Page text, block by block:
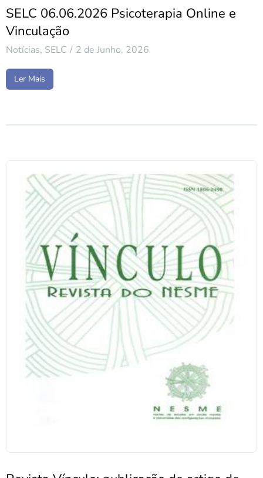
SELC 06.06.2026 Psicoterapia Online e
Vinculação
Notícias, SELC 2 de Junho, 2026
Ler Mais